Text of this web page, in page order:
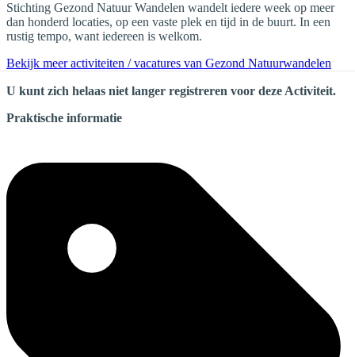
Stichting Gezond Natuur Wandelen wandelt iedere week op meer
dan honderd locaties, op een vaste plek en tijd in de buurt. In een
rustig tempo, want iedereen is welkom.
Bekijk meer activiteiten / vacatures van Gezond Natuurwandelen
U kunt zich helaas niet langer registreren voor deze Activiteit.
Praktische informatie